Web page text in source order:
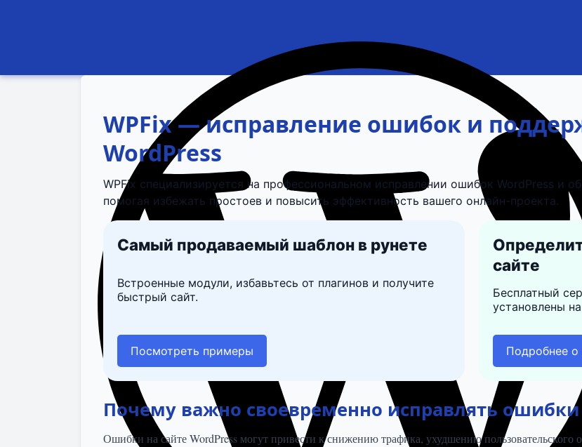
WPFix — исправление ошибок и
WordPress
WPFix специализируется на профессиональном исправлении ошибок WordPress и
помогая избежать простоев и повысить эффективность вашего онлайн-проекта.
Самый продаваемый шаблон в рунете
Встроенные модули, избавьтесь от плагинов и получите
быстрый сайт.
Посмотреть примеры
сайте
Бесплатный
установлены
Подробнее о
Почему важно своевременно исправлять ошибки
Ошибки на сайте WordPress могут привести к снижению трафика, ухудшению пользовательского